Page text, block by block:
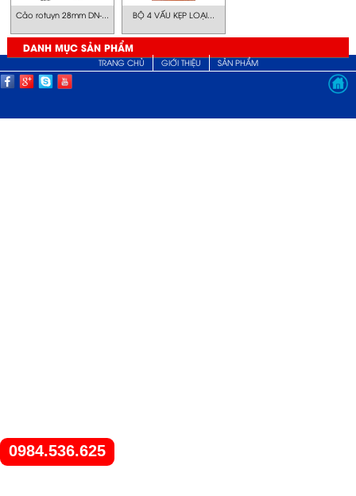
0984.536.625
Cảo rotuyn 28mm DN-... BỘ 4 VẤU KẸP LOẠI...
DANH MỤC SẢN PHẨM
TRANG CHỦ GIỚI THIỆU SẢN PHẨM